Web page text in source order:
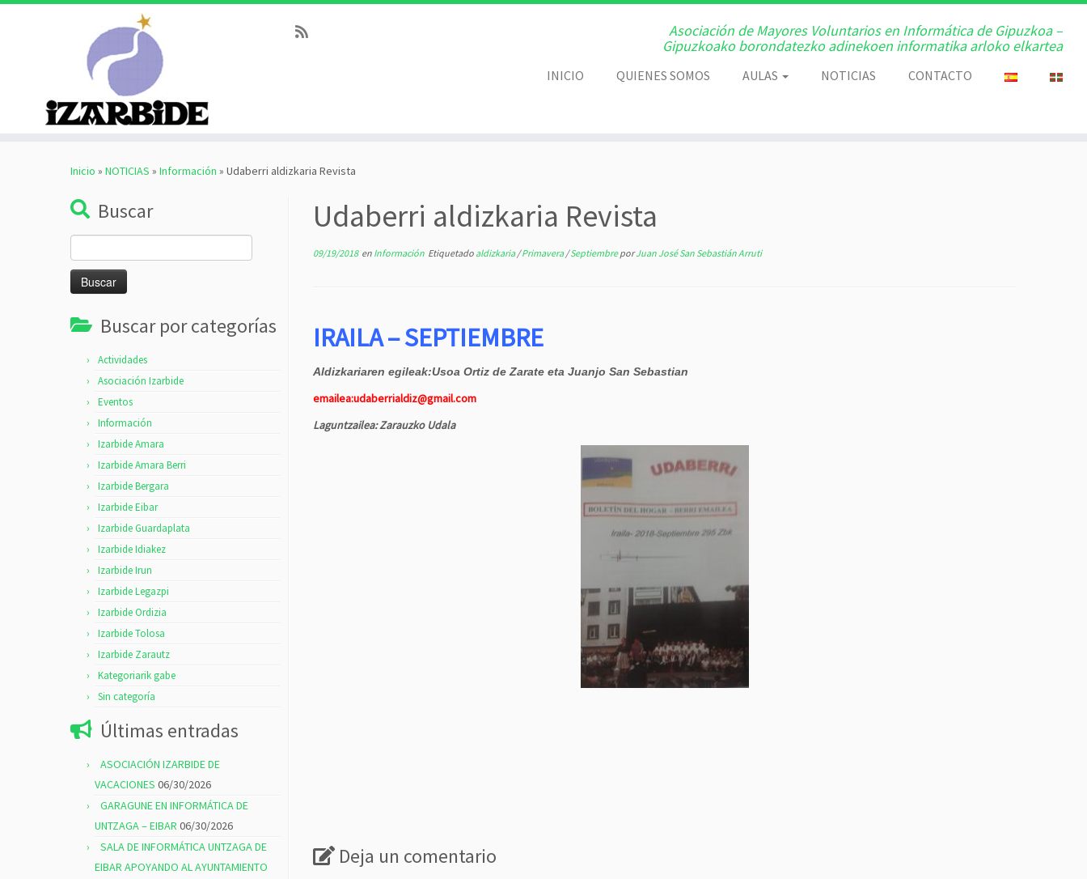
Asociación de Mayores Voluntarios en Informática de Gipuzkoa –
Gipuzkoako borondatezko adinekoen informatika arloko elkartea
INICIO QUIENES SOMOS AULAS NOTICIAS CONTACTO
Inicio » NOTICIAS » Información » Udaberri aldizkaria Revista
Buscar
Buscar por categorías
Actividades
Asociación Izarbide
Eventos
Información
Izarbide Amara
Izarbide Amara Berri
Izarbide Bergara
Izarbide Eibar
Izarbide Guardaplata
Izarbide Idiakez
Izarbide Irun
Izarbide Legazpi
Izarbide Ordizia
Izarbide Tolosa
Izarbide Zarautz
Kategoriarik gabe
Sin categoría
Últimas entradas
ASOCIACIÓN IZARBIDE DE
VACACIONES 06/30/2026
GARAGUNE EN INFORMÁTICA DE
UNTZAGA – EIBAR 06/30/2026
SALA DE INFORMÁTICA UNTZAGA DE
EIBAR APOYANDO AL AYUNTAMIENTO
Udaberri aldizkaria Revista
09/19/2018en Información Etiquetado aldizkaria/Primavera/SeptiembreporJuan José San Sebastián Arruti
IRAILA – SEPTIEMBRE
Aldizkariaren egileak:Usoa Ortiz de Zarate eta Juanjo San Sebastian
emailea:udaberrialdiz@gmail.com
Laguntzailea: Zarauzko Udala
Deja un comentario